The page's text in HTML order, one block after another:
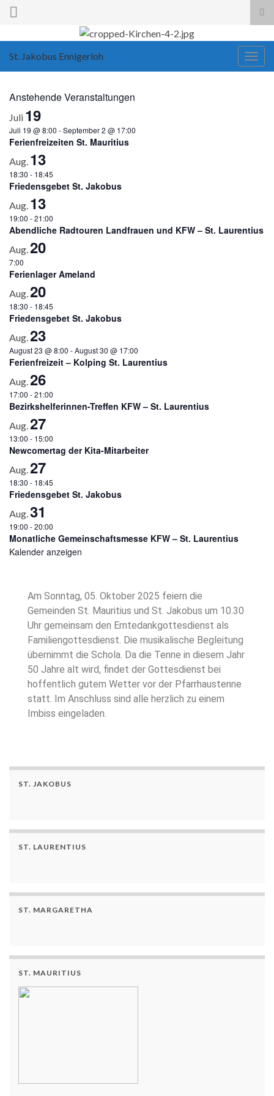
St. Jakobus Ennigerloh
Anstehende Veranstaltungen
Juli 19
Juli 19 @ 8:00 -September 2 @ 17:00
Ferienfreizeiten St. Mauritius
Aug. 13
18:30 - 18:45
Friedensgebet St. Jakobus
Aug. 13
19:00 -21:00
Abendliche Radtouren Landfrauen und KFW – St. Laurentius
Aug.20
7:00
Ferienlager Ameland
Aug.20
18:30 - 18:45
Friedensgebet St. Jakobus
Aug.23
August 23 @ 8:00 -August 30 @ 17:00
Ferienfreizeit – Kolping St. Laurentius
Aug.26
17:00 -21:00
Bezirkshelferinnen-Treffen KFW – St. Laurentius
Aug.27
13:00 - 15:00
Newcomertag der Kita-Mitarbeiter
Aug.27
18:30 - 18:45
Friedensgebet St. Jakobus
Aug.31
19:00 -20:00
Monatliche Gemeinschaftsmesse KFW – St. Laurentius
Kalender anzeigen
Am Sonntag, 05. Oktober 2025 feiern die
Gemeinden St. Mauritius und St. Jakobus um 10.30
Uhr gemeinsam den Erntedankgottesdienst als
Familiengottesdienst. Die musikalische Begleitung
übernimmt die Schola. Da die Tenne in diesem Jahr
50 Jahre alt wird, findet der Gottesdienst bei
hoffentlich gutem Wetter vor der Pfarrhaustenne
statt. Im Anschluss sind alle herzlich zu einem
Imbiss eingeladen.
ST. JAKOBUS
ST. LAURENTIUS
ST. MARGARETHA
ST. MAURITIUS